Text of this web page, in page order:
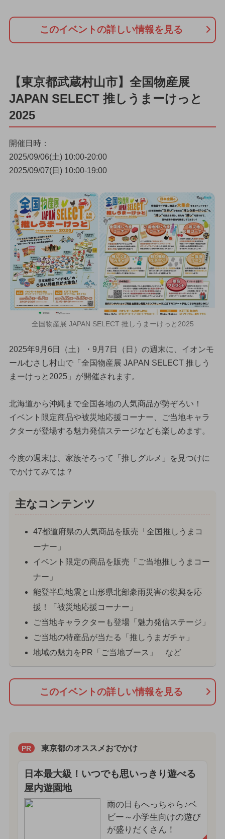
このイベントの詳しい情報を見る
【東京都武蔵村山市】全国物産展
JAPAN SELECT 推しうまーけっと
2025
開催日時：
2025/09/06(土) 10:00-20:00
2025/09/07(日) 10:00-19:00
全国物産展 JAPAN SELECT 推しうまーけっと2025
2025年9月6日（土）・9月7日（日）の週末に、イオンモ
ールむさし村山で「全国物産展 JAPAN SELECT 推しう
まーけっと2025」が開催されます。
北海道から沖縄まで全国各地の人気商品が勢ぞろい！
イベント限定商品や被災地応援コーナー、ご当地キャラ
クターが登場する魅力発信ステージなども楽しめます。
今度の週末は、家族そろって「推しグルメ」を見つけに
でかけてみては？
主なコンテンツ
47都道府県の人気商品を販売「全国推しうまコ
ーナー」
イベント限定の商品を販売「ご当地推しうまコー
ナー」
能登半島地震と山形県北部豪雨災害の復興を応
援！「被災地応援コーナー」
ご当地キャラクターも登場「魅力発信ステージ」
ご当地の特産品が当たる「推しうまガチャ」
地域の魅力をPR「ご当地ブース」 など
このイベントの詳しい情報を見る
PR 東京都のオススメおでかけ
日本最大級！いつでも思いっきり遊べる
屋内遊園地
雨の日もへっちゃら♪ベ
ビー～小学生向けの遊び
が盛りだくさん！